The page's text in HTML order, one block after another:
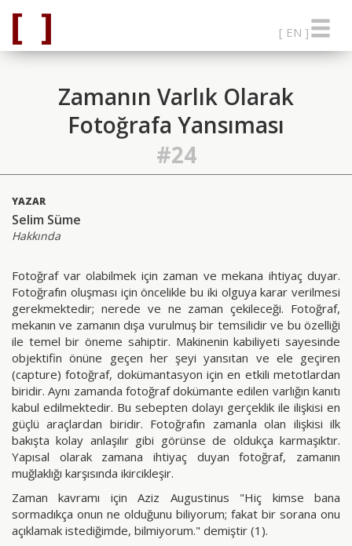
[ EN ]
Zamanın Varlık Olarak
Fotoğrafa Yansıması
#24
YAZAR
Selim Süme
Hakkında
Fotoğraf var olabilmek için zaman ve mekana ihtiyaç duyar.
Fotoğrafın oluşması için öncelikle bu iki olguya karar verilmesi
gerekmektedir; nerede ve ne zaman çekileceği. Fotoğraf,
mekanın ve zamanın dışa vurulmuş bir temsilidir ve bu özelliği
ile temel bir öneme sahiptir. Makinenin kabiliyeti sayesinde
objektifin önüne geçen her şeyi yansıtan ve ele geçiren
(capture) fotoğraf, dokümantasyon için en etkili metotlardan
biridir. Aynı zamanda fotoğraf dokümante edilen varlığın kanıtı
kabul edilmektedir. Bu sebepten dolayı gerçeklik ile ilişkisi en
güçlü araçlardan biridir. Fotoğrafın zamanla olan ilişkisi ilk
bakışta kolay anlaşılır gibi görünse de oldukça karmaşıktır.
Yapısal olarak zamana ihtiyaç duyan fotoğraf, zamanın
muğlaklığı karşısında ikircikleşir.
Zaman kavramı için Aziz Augustinus "Hiç kimse bana
sormadıkça onun ne olduğunu biliyorum; fakat bir sorana onu
açıklamak istediğimde, bilmiyorum." demiştir (1).